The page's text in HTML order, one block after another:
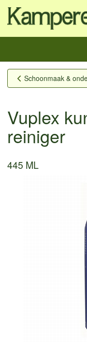
Schoonmaak &
Vuplex
reiniger
445 ML